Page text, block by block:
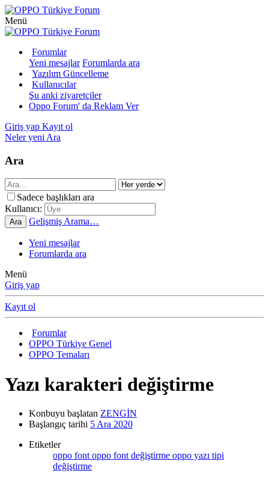
Menü
Forumlar
Yeni mesajlar Forumlarda ara
Yazılım Güncelleme
Kullanıcılar
Şu anki ziyaretçiler
Oppo Forum' da Reklam Ver
Giriş yap Kayıt ol
Neler yeni Ara
Ara
Sadece başlıkları ara
Kullanıcı:
Ara Gelişmiş Arama…
Yeni mesajlar
Forumlarda ara
Menü
Giriş yap
Kayıt ol
Forumlar
OPPO Türkiye Genel
OPPO Temaları
Yazı karakteri değiştirme
Konbuyu başlatan ZENGİN
Başlangıç tarihi 5 Ara 2020
Etiketler
oppo font oppo font değiştirme oppo yazı tipi
değiştirme